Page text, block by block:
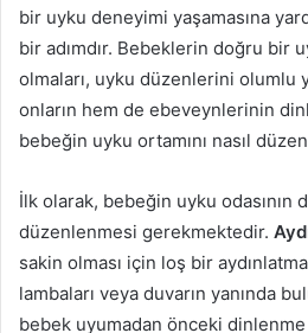
bir uyku deneyimi yaşamasına
bir adımdır. Bebeklerin doğru bir
olmaları, uyku düzenlerini olumlu
onların hem de ebeveynlerinin
bebeğin uyku ortamını nasıl
İlk olarak, bebeğin uyku odasının
düzenlenmesi gerekmektedir.
sakin olması için loş bir
lambaları veya duvarın yanında
bebek uyumadan önceki dinlenme